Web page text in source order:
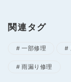
関連タグ
一部修理
雨漏り修理